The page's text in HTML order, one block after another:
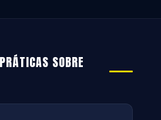
SOBRE